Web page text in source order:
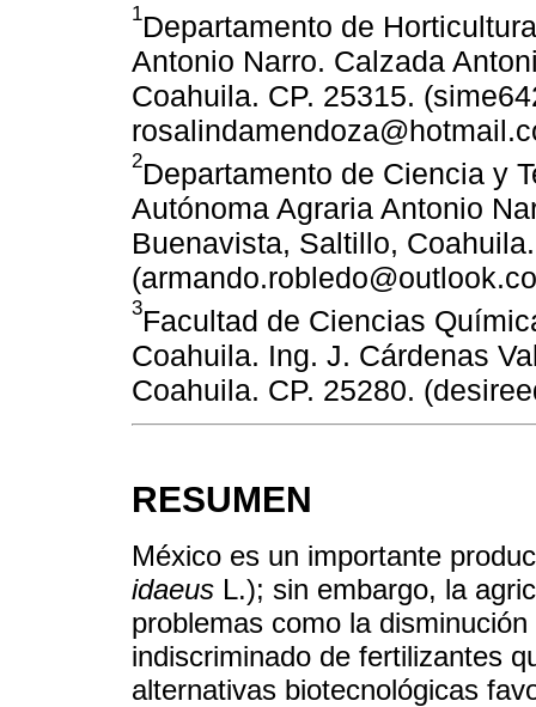
1Departamento de
Antonio Narro. Calzada
Coahuila. CP. 25315.
2Departamento de Ciencia y
Autónoma Agraria Antonio
Buenavista, Saltillo,
3Facultad de Ciencias
Coahuila. Ing. J. Cárdenas
Coahuila. CP. 25280.
RESUMEN
México es un importante
idaeus L.); sin embargo, la
problemas como la
indiscriminado de fertilizantes
alternativas biotecnológicas